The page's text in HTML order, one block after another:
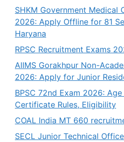
SHKM Government Medical
2026: Apply Offline for 81
Haryana
RPSC Recruitment Exams
AIIMS Gorakhpur Non-
2026: Apply for Junior
BPSC 72nd Exam 2026:
Certificate Rules, Eligibility
COAL India MT 660
SECL Junior Technical